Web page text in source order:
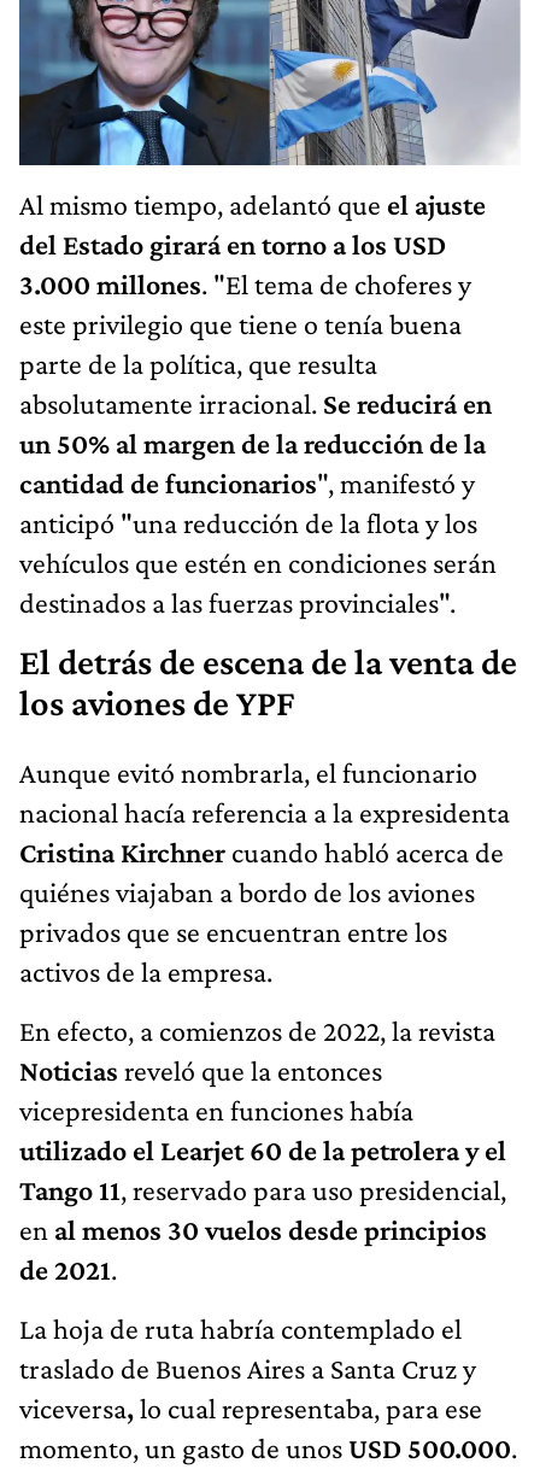
Al mismo tiempo, adelantó que el ajuste
del Estado girará en torno a los USD
3.000 millones. "El tema de choferes y
este privilegio que tiene o tenía buena
parte de la política, que resulta
absolutamente irracional. Se reducirá en
un 50% al margen de la reducción de la
cantidad de funcionarios", manifestó y
anticipó "una reducción de la flota y los
vehículos que estén en condiciones serán
destinados a las fuerzas provinciales".
El detrás de escena de la venta de
los aviones de YPF
Aunque evitó nombrarla, el funcionario
nacional hacía referencia a la expresidenta
Cristina Kirchner cuando habló acerca de
quiénes viajaban a bordo de los aviones
privados que se encuentran entre los
activos de la empresa.
En efecto, a comienzos de 2022, la revista
Noticias reveló que la entonces
vicepresidenta en funciones había
utilizado el Learjet 60 de la petrolera y el
Tango 11, reservado para uso presidencial,
en al menos 30 vuelos desde principios
de 2021.
La hoja de ruta habría contemplado el
traslado de Buenos Aires a Santa Cruz y
viceversa,lo cual representaba, para ese
momento, un gasto de unosUSD 500.000.